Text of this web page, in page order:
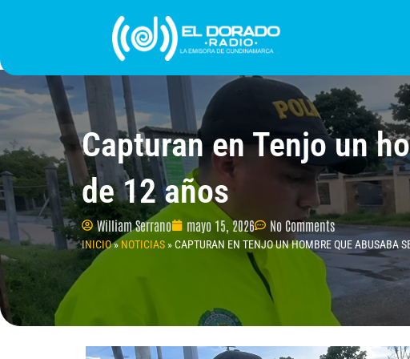
PROGRAMACIÓN ¿QUIÉNES SOMOS?
Capturan en Tenjo un
de 12 años
William Serrano mayo 15, 2026 No Comments
INICIO»NOTICIAS »CAPTURAN EN TENJO UN HOMBRE QUE ABUSABA